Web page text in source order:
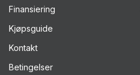
Finansiering
Kjøpsguide
Kontakt
Betingelser